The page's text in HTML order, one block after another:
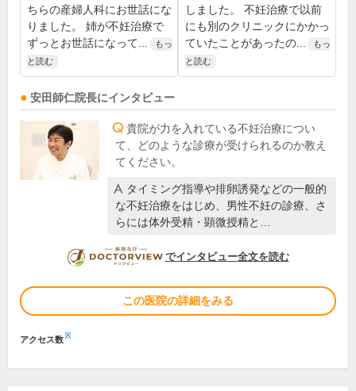
ちらの産婦人科にお世話にな
りました。 姉が不妊治療で
ずっとお世話になって...
もっ
と読む
しました。 不妊治療で以前
にも別のクリニックにかかっ
ていたことがあったの...
もっ
と読む
安田師仁院長にインタビュー
貴院が力を入れている不妊治療につい
て、どのような診療が受けられるのか教え
てください。
タイミング指導や排卵誘発などの一般的
な不妊治療をはじめ、男性不妊の診療、さ
らには体外受精・顕微授精と…
DOCTORVIEW
でインタビュー全文を読む
この医院の詳細をみる
アクセス数※